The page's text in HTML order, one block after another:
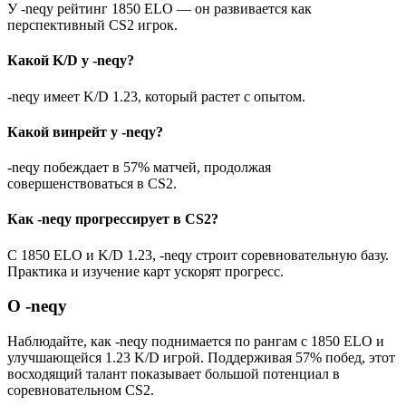
У -neqy рейтинг 1850 ELO — он развивается как
перспективный CS2 игрок.
Какой K/D у -neqy?
-neqy имеет K/D 1.23, который растет с опытом.
Какой винрейт у -neqy?
-neqy побеждает в 57% матчей, продолжая
совершенствоваться в CS2.
Как -neqy прогрессирует в CS2?
С 1850 ELO и K/D 1.23, -neqy строит соревновательную базу.
Практика и изучение карт ускорят прогресс.
О -neqy
Наблюдайте, как -neqy поднимается по рангам с 1850 ELO и
улучшающейся 1.23 K/D игрой. Поддерживая 57% побед, этот
восходящий талант показывает большой потенциал в
соревновательном CS2.